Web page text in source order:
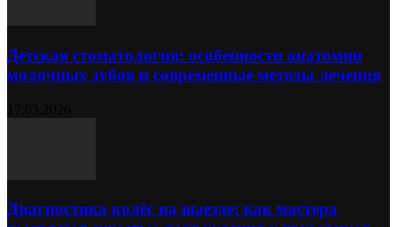
Детская стоматология: особенности анатомии
молочных зубов и современные методы лечения
Диагностика колёс на выезде: как мастера